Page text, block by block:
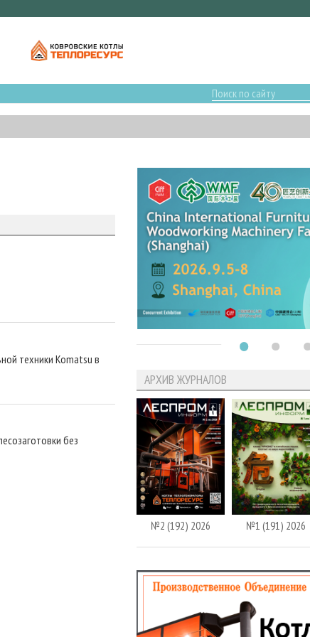
техники Komatsu в
без
АРХИВ ЖУРНАЛОВ
№2 (192) 2026 №1 (191) 2026